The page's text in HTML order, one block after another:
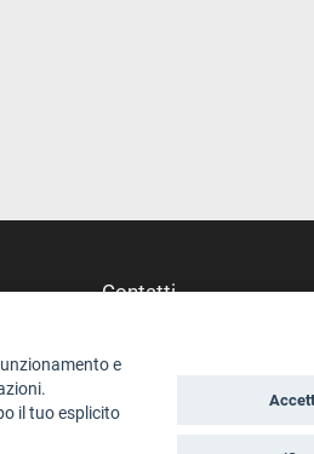
Contatti
Struttura di riferimento
e
il tuo esplicito